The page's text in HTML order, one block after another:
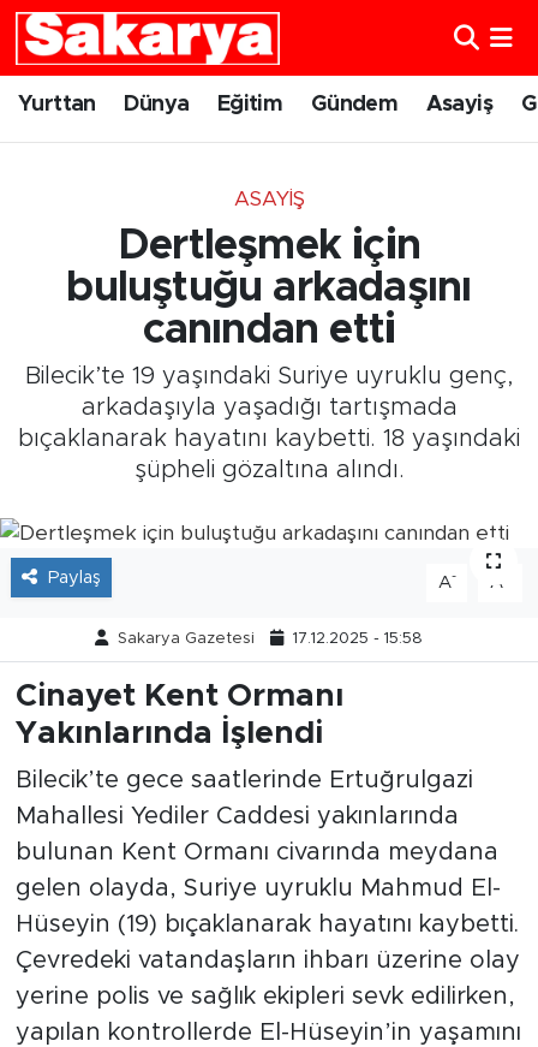
Yurttan Dünya Eğitim Gündem Asayiş
ASAYIŞ
Dertleşmek için
buluştuğu arkadaşını
canından etti
Bilecik’te 19 yaşındaki Suriye uyruklu genç,
arkadaşıyla yaşadığı tartışmada
bıçaklanarak hayatını kaybetti. 18 yaşındaki
şüpheli gözaltına alındı.
Paylaş A- A
Sakarya Gazetesi 17.12.2025 - 15:58
Cinayet Kent Ormanı
Yakınlarında İşlendi
Bilecik’te gece saatlerinde Ertuğrulgazi
Mahallesi Yediler Caddesi yakınlarında
bulunan Kent Ormanı civarında meydana
gelen olayda, Suriye uyruklu Mahmud El-
Hüseyin (19) bıçaklanarak hayatını kaybetti.
Çevredeki vatandaşların ihbarı üzerine olay
yerine polis ve sağlık ekipleri sevk edilirken,
yapılan kontrollerde El-Hüseyin’in yaşamını
Yurttan
Gündem
Eskişehirspor
Spor
Tarihçe
Resmi İlanlar
Söyleşi
Foto Şaka
Teknoloji
Politika
Eskişehir Nöbetçi Eczaneler
Eskişehir Namaz Vakitleri
Eskişehir Trafik Yoğunluk Haritası
Süper Lig Puan Durumu ve Fikstür
Tüm Manşetler
Son Dakika Haberleri